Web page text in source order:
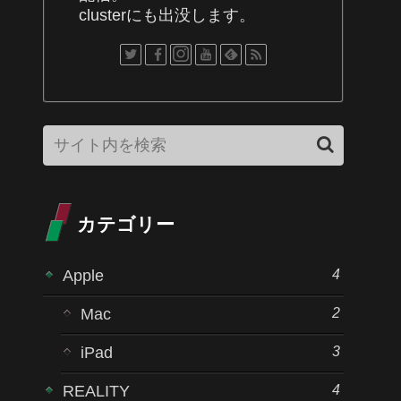
clusterにも出没します。
カテゴリー
Apple 4
Mac 2
iPad 3
REALITY 4